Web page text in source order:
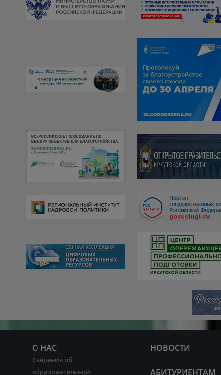
О НАС
Сведения об
образовательной
НОВОСТИ
АБИТУРИЕНТАМ